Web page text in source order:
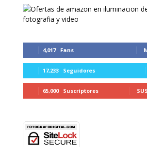
4,017 Fans
17,233 Seguidores
65,000 Suscriptores